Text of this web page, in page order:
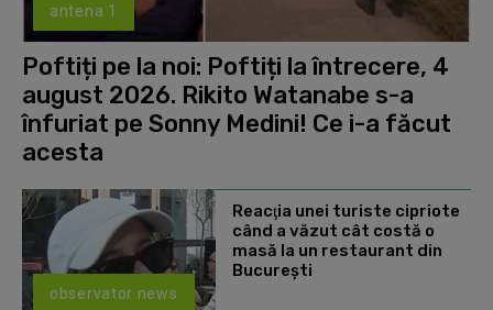
antena 1
Poftiți pe la noi: Poftiți la întrecere, 4
august 2026. Rikito Watanabe s-a
înfuriat pe Sonny Medini! Ce i-a făcut
acesta
observator news
Reacţia unei turiste cipriote
când a văzut cât costă o
masă la un restaurant din
Bucureşti